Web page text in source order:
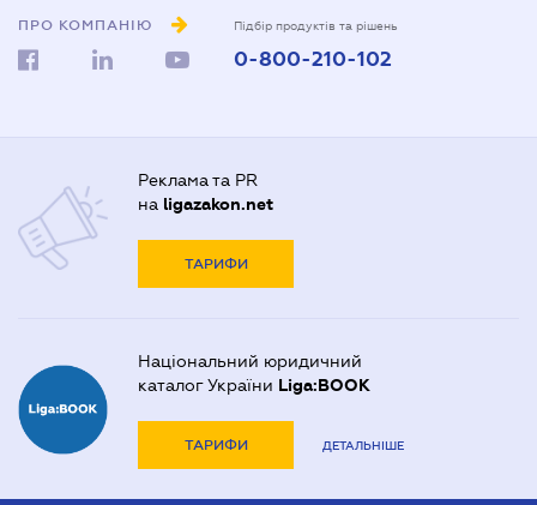
ПРО КОМПАНІЮ Підбір продуктів та рішень
0-800-210-102
Реклама та PR
на ligazakon.net
ТАРИФИ
Національний юридичний
каталог України Liga:BOOK
ТАРИФИ ДЕТАЛЬНІШЕ